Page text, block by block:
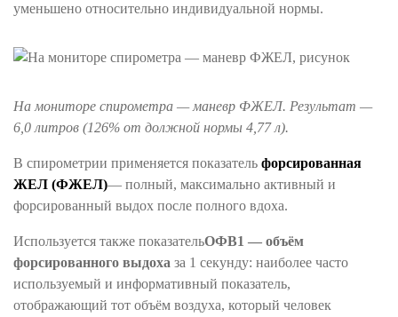
уменьшено относительно индивидуальной нормы.
На мониторе спирометра — маневр ФЖЕЛ. Результат —
6,0 литров (126% от должной нормы 4,77 л).
В спирометрии применяется показатель форсированная
ЖЕЛ (ФЖЕЛ)— полный, максимально активный и
форсированный выдох после полного вдоха.
Используется также показательОФВ1 — объём
форсированного выдоха за 1 секунду: наиболее часто
используемый и информативный показатель,
отображающий тот объём воздуха, который человек